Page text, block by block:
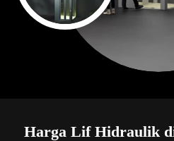
Harga Lif Hidraulik